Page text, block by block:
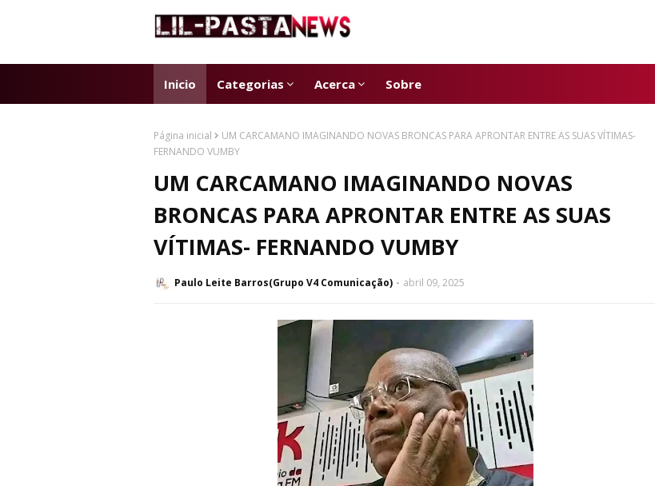
Inicio Categorias Acerca Sobre
Página inicial
UM CARCAMANO IMAGINANDO NOVAS BRONCAS PARA APRONTAR ENTRE AS SUAS VÍTIMAS-
FERNANDO VUMBY
UM CARCAMANO IMAGINANDO NOVAS
BRONCAS PARA APRONTAR ENTRE AS SUAS
VÍTIMAS- FERNANDO VUMBY
Paulo Leite Barros(Grupo V4 Comunicação) abril 09, 2025